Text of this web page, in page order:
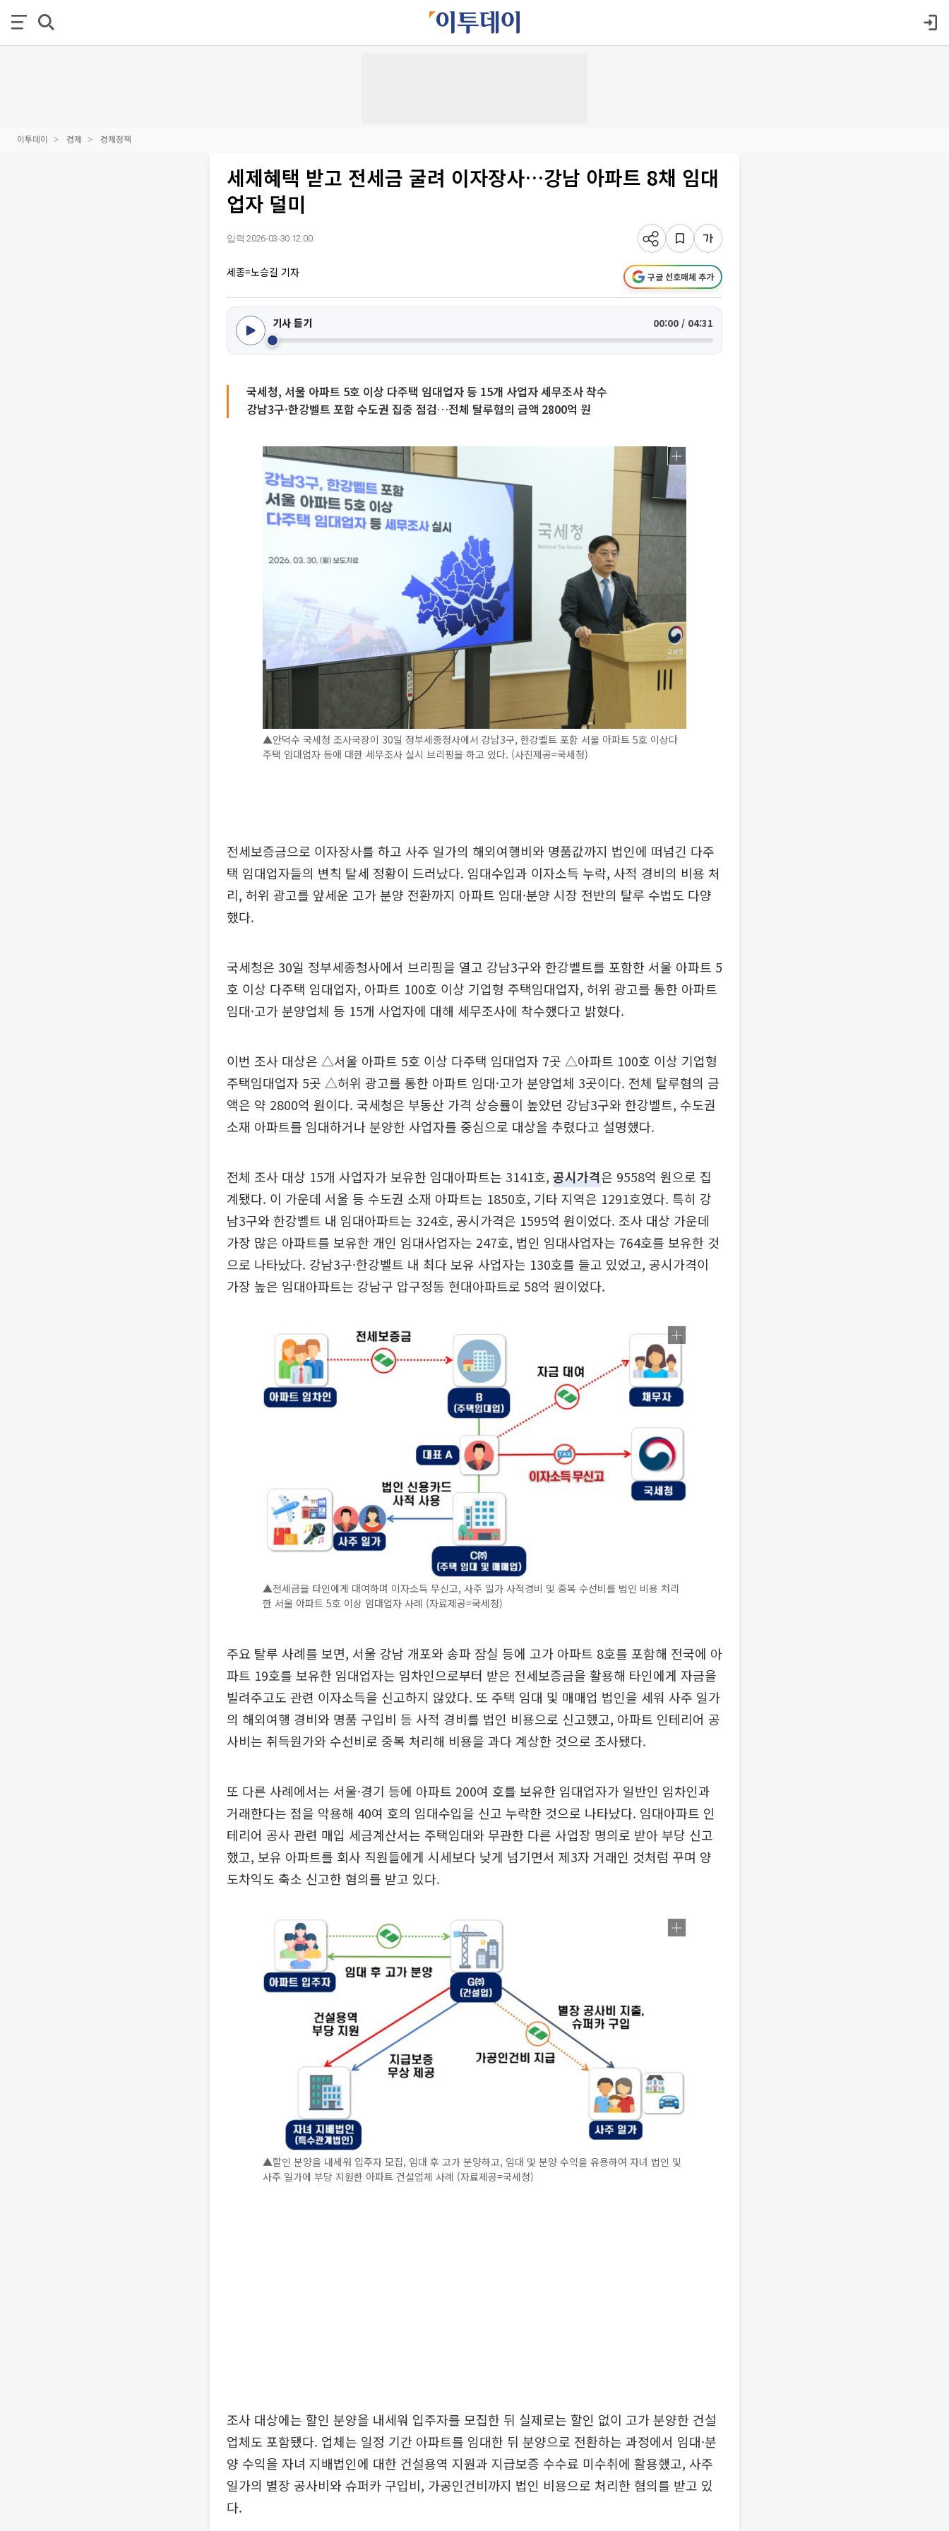
이투데이 경제 경제정책
세제혜택 받고 전세금 굴려 이자장사…강남 아파트 8채 임대
업자 덜미
입력 2026-03-30 12:00
세종=노승길 기자 구글 선호매체 추가
기사 듣기 00:00 / 04:31
국세청, 서울 아파트 5호 이상 다주택 임대업자 등 15개 사업자 세무조사 착수
강남3구·한강벨트 포함 수도권 집중 점검…전체 탈루혐의 금액 2800억 원
▲안덕수 국세청 조사국장이 30일 정부세종청사에서 강남3구, 한강벨트 포함 서울 아파트 5호 이상다
주택 임대업자 등애 대한 세무조사 실시 브리핑을 하고 있다. (사진제공=국세청)
전세보증금으로 이자장사를 하고 사주 일가의 해외여행비와 명품값까지 법인에 떠넘긴 다주
택 임대업자들의 변칙 탈세 정황이 드러났다. 임대수입과 이자소득 누락, 사적 경비의 비용 처
리, 허위 광고를 앞세운 고가 분양 전환까지 아파트 임대·분양 시장 전반의 탈루 수법도 다양
했다.
국세청은 30일 정부세종청사에서 브리핑을 열고 강남3구와 한강벨트를 포함한 서울 아파트 5
호 이상 다주택 임대업자, 아파트 100호 이상 기업형 주택임대업자, 허위 광고를 통한 아파트
임대·고가 분양업체 등 15개 사업자에 대해 세무조사에 착수했다고 밝혔다.
이번 조사 대상은 △서울 아파트 5호 이상 다주택 임대업자 7곳 △아파트 100호 이상 기업형
주택임대업자 5곳 △허위 광고를 통한 아파트 임대·고가 분양업체 3곳이다. 전체 탈루혐의 금
액은 약 2800억 원이다. 국세청은 부동산 가격 상승률이 높았던 강남3구와 한강벨트, 수도권
소재 아파트를 임대하거나 분양한 사업자를 중심으로 대상을 추렸다고 설명했다.
전체 조사 대상 15개 사업자가 보유한 임대아파트는 3141호, 공시가격은 9558억 원으로 집
계됐다. 이 가운데 서울 등 수도권 소재 아파트는 1850호, 기타 지역은 1291호였다. 특히 강
남3구와 한강벨트 내 임대아파트는 324호, 공시가격은 1595억 원이었다. 조사 대상 가운데
가장 많은 아파트를 보유한 개인 임대사업자는 247호, 법인 임대사업자는 764호를 보유한 것
으로 나타났다. 강남3구·한강벨트 내 최다 보유 사업자는 130호를 들고 있었고, 공시가격이
가장 높은 임대아파트는 강남구 압구정동 현대아파트로 58억 원이었다.
▲전세금을 타인에게 대여하며 이자소득 무신고, 사주 일가 사적경비 및 중복 수선비를 법인 비용 처리
한 서울 아파트 5호 이상 임대업자 사례 (자료제공=국세청)
주요 탈루 사례를 보면, 서울 강남 개포와 송파 잠실 등에 고가 아파트 8호를 포함해 전국에 아
파트 19호를 보유한 임대업자는 임차인으로부터 받은 전세보증금을 활용해 타인에게 자금을
빌려주고도 관련 이자소득을 신고하지 않았다. 또 주택 임대 및 매매업 법인을 세워 사주 일가
의 해외여행 경비와 명품 구입비 등 사적 경비를 법인 비용으로 신고했고, 아파트 인테리어 공
사비는 취득원가와 수선비로 중복 처리해 비용을 과다 계상한 것으로 조사됐다.
또 다른 사례에서는 서울·경기 등에 아파트 200여 호를 보유한 임대업자가 일반인 임차인과
거래한다는 점을 악용해 40여 호의 임대수입을 신고 누락한 것으로 나타났다. 임대아파트 인
테리어 공사 관련 매입 세금계산서는 주택임대와 무관한 다른 사업장 명의로 받아 부당 신고
했고, 보유 아파트를 회사 직원들에게 시세보다 낮게 넘기면서 제3자 거래인 것처럼 꾸며 양
도차익도 축소 신고한 혐의를 받고 있다.
▲할인 분양을 내세워 입주자 모집, 임대 후 고가 분양하고, 임대 및 분양 수익을 유용하여 자녀 법인 및
사주 일가에 부당 지원한 아파트 건설업체 사례 (자료제공=국세청)
조사 대상에는 할인 분양을 내세워 입주자를 모집한 뒤 실제로는 할인 없이 고가 분양한 건설
업체도 포함됐다. 업체는 일정 기간 아파트를 임대한 뒤 분양으로 전환하는 과정에서 임대·분
양 수익을 자녀 지배법인에 대한 건설용역 지원과 지급보증 수수료 미수취에 활용했고, 사주
일가의 별장 공사비와 슈퍼카 구입비, 가공인건비까지 법인 비용으로 처리한 혐의를 받고 있
다.